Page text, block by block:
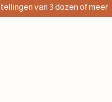
van 3 dozen of meer